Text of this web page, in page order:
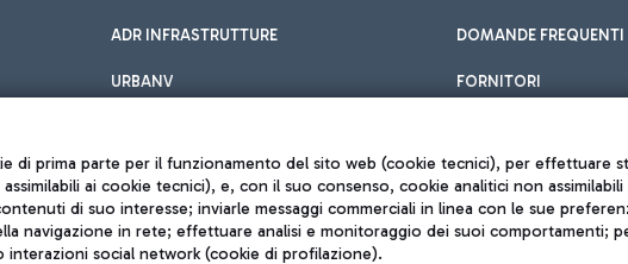
ADR INFRASTRUTTURE
URBANV
DOMANDE FREQUENTI
FORNITORI
di prima parte per il funzionamento del sito web (cookie tecnici), per effettuare
ai cookie tecnici), e, con il suo consenso, cookie analitici non
di suo interesse; inviarle messaggi commerciali in linea con le sue
navigazione in rete; effettuare analisi e monitoraggio dei suoi comportamenti;
interazioni social network (cookie di profilazione).